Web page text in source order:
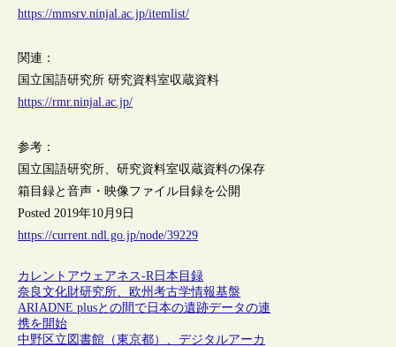
https://mmsrv.ninjal.ac.jp/itemlist/
関連：
国立国語研究所 研究資料室収蔵資料
https://rmr.ninjal.ac.jp/
参考：
国立国語研究所、研究資料室収蔵資料の保存
箱目録と音声・映像ファイル目録を公開
Posted 2019年10月9日
https://current.ndl.go.jp/node/39229
カレントアウェアネス-R 日本 目録
奈良文化財研究所、欧州考古学情報基盤
ARIADNE plusとの間で日本の遺跡データの連
携を開始
中野区立図書館（東京都）、デジタルアーカ